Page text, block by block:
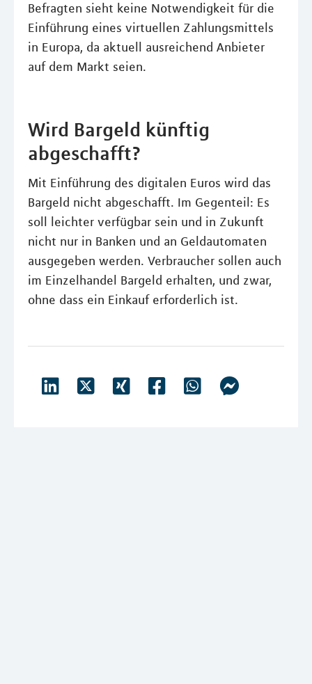
Befragten sieht keine Notwendigkeit für die
Einführung eines virtuellen Zahlungsmittels
in Europa, da aktuell ausreichend Anbieter
auf dem Markt seien.
Wird Bargeld künftig
abgeschafft?
Mit Einführung des digitalen Euros wird das
Bargeld nicht abgeschafft. Im Gegenteil: Es
soll leichter verfügbar sein und in Zukunft
nicht nur in Banken und an Geldautomaten
ausgegeben werden. Verbraucher sollen auch
im Einzelhandel Bargeld erhalten, und zwar,
ohne dass ein Einkauf erforderlich ist.